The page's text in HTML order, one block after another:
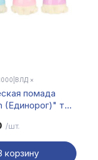
ВЛД ×
помада
(Единорог)" тм
/шт.
корзину